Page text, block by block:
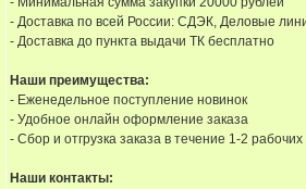
- Доставка по всей России: СДЭК, Деловые
- Доставка до пункта выдачи ТК бесплатно
Наши преимущества:
- Еженедельное поступление новинок
- Удобное онлайн оформление заказа
- Сбор и отгрузка заказа в течение 1-2
Наши контакты: